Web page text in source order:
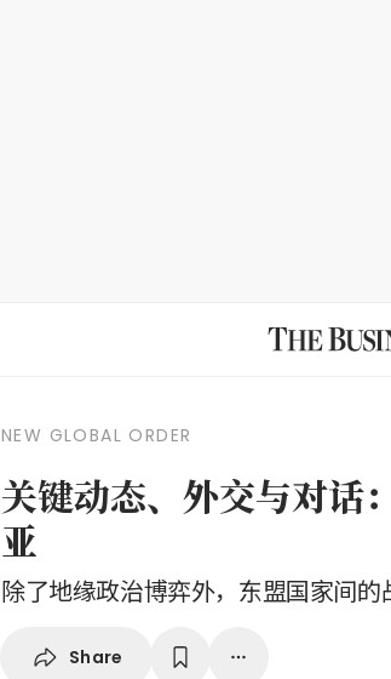
NEW GLOBAL ORDER
关键动态、外交与对话
亚
除了地缘政治博弈外，东盟国家间
Share